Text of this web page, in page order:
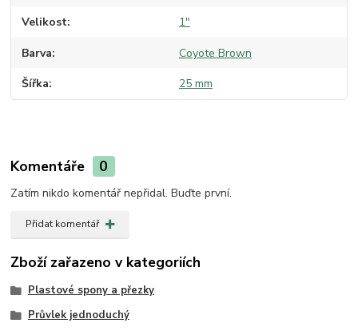
Velikost 1"
Barva Coyote Brown
Šířka 25 mm
Komentáře 0
Zatím nikdo komentář nepřidal. Buďte první.
Přidat komentář
Zboží zařazeno v kategoriích
Plastové spony a přezky
Průvlek jednoduchý